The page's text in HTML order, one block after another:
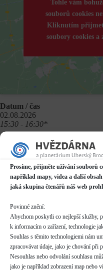
Prosíme, přijměte užívání souborů
například mapy, videa a další
jaká skupina čtenářů náš web
Povinné znění:
Abychom poskytli co nejlepší služby,
k informacím o zařízení, technologie
Souhlas s těmito technologiemi nám
zpracovávat údaje, jako je chování při
Nesouhlas nebo odvolání souhlasu
jako je například zobrazení map nebo
Tohle vám
souborů cookies
Kliknutím
soubory cookies a
Datum / čas
02.08.2026
15:30 - 16:30*
Místo konání
Planetárium v Domě kultury
Mariánské náměstí 2187,
Další informace o dostupnosti
Pravidelné akce
Rezervace
nelze rezervovat
skupiny více než 10 osob nutno
pro skupiny více než 20 osob
termín